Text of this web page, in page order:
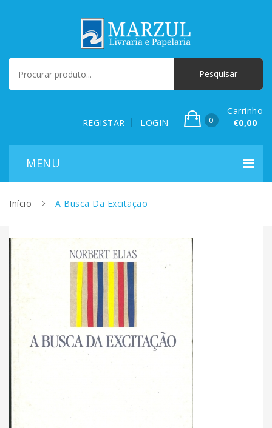
REGISTAR LOGIN 0
Carrinho
€0,00
Início A Busca Da Excitação